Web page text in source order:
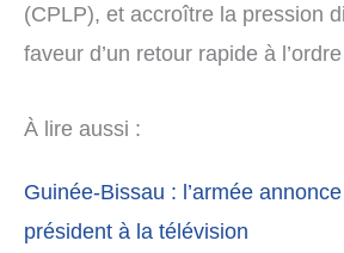
(CPLP), et accroître la pression
faveur d’un retour rapide à
À lire aussi :
Guinée-Bissau : l’armée
président à la télévision